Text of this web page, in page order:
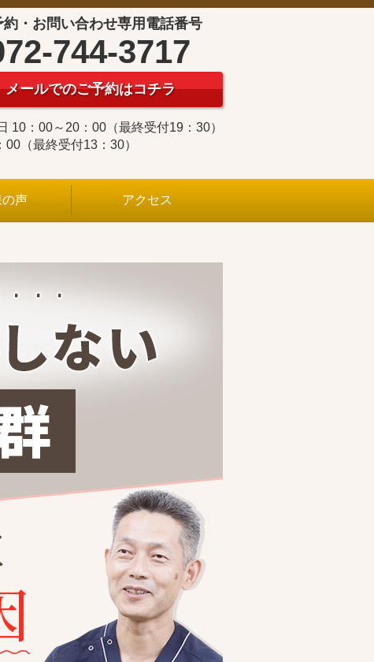
約・お問い合わせ専用電話番号
744-3717
メールでのご予約はコチラ
10：00～20：00（最終受付19：30）
（最終受付13：30）
の声 アクセス